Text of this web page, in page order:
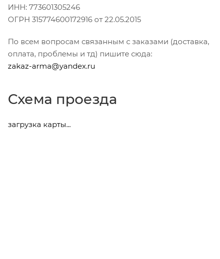
ИНН: 773601305246
ОГРН 315774600172916 от 22.05.2015
По всем вопросам связанным с заказами (доставка,
оплата, проблемы и тд) пишите сюда:
zakaz-arma@yandex.ru
Схема проезда
загрузка карты...